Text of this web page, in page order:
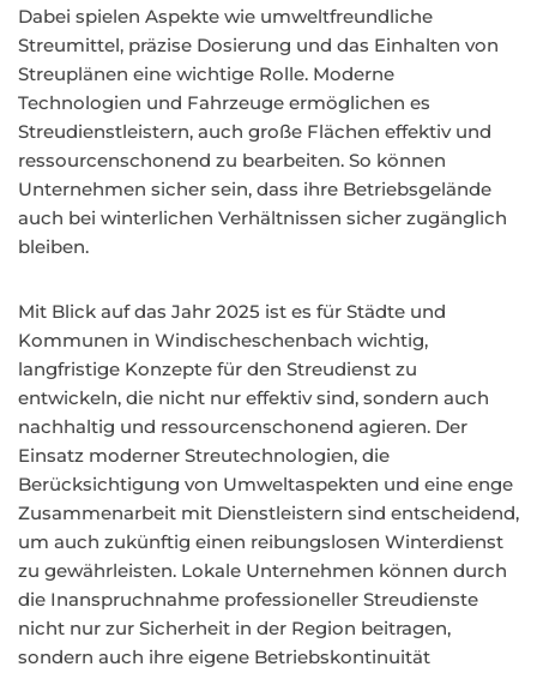
Dabei spielen Aspekte wie umweltfreundliche
Streumittel, präzise Dosierung und das Einhalten von
Streuplänen eine wichtige Rolle. Moderne
Technologien und Fahrzeuge ermöglichen es
Streudienstleistern, auch große Flächen effektiv und
ressourcenschonend zu bearbeiten. So können
Unternehmen sicher sein, dass ihre Betriebsgelände
auch bei winterlichen Verhältnissen sicher zugänglich
bleiben.
Mit Blick auf das Jahr 2025 ist es für Städte und
Kommunen in Windischeschenbach wichtig,
langfristige Konzepte für den Streudienst zu
entwickeln, die nicht nur effektiv sind, sondern auch
nachhaltig und ressourcenschonend agieren. Der
Einsatz moderner Streutechnologien, die
Berücksichtigung von Umweltaspekten und eine enge
Zusammenarbeit mit Dienstleistern sind entscheidend,
um auch zukünftig einen reibungslosen Winterdienst
zu gewährleisten. Lokale Unternehmen können durch
die Inanspruchnahme professioneller Streudienste
nicht nur zur Sicherheit in der Region beitragen,
sondern auch ihre eigene Betriebskontinuität